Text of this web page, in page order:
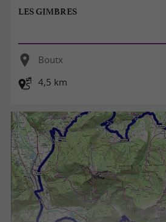
LES GIMBRES
Boutx
4,5 km